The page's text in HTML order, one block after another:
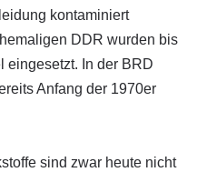
kontaminiert
DDR wurden bis
eingesetzt. In der BRD
Anfang der 1970er
sind zwar heute nicht